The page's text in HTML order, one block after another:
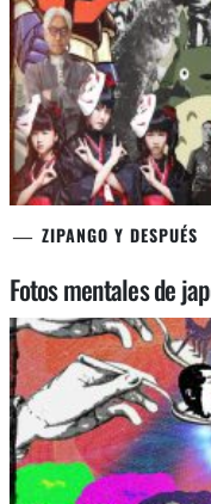
ZIPANGO Y DESPUÉS
Fotos mentales de